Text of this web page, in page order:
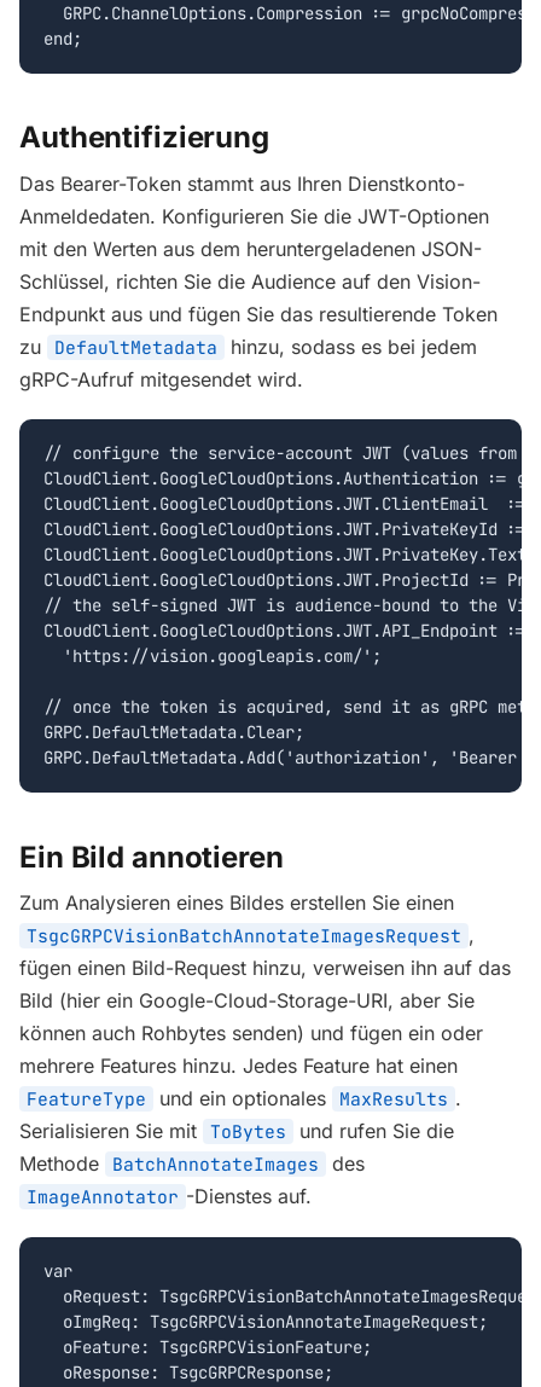
GRPC.ChannelOptions.Compression :=
end;
Authentifizierung
Das Bearer-Token stammt aus Ihren Dienstkonto-
Anmeldedaten. Konfigurieren Sie die JWT-Optionen
mit den Werten aus dem heruntergeladenen JSON-
Schlüssel, richten Sie die Audience auf den Vision-
Endpunkt aus und fügen Sie das resultierende Token
zu
DefaultMetadata
hinzu, sodass es bei jedem
gRPC-Aufruf mitgesendet wird.
// configure the service-account JWT (values from
CloudClient.GoogleCloudOptions.Authentication :=
CloudClient.GoogleCloudOptions.JWT.ClientEmail
CloudClient.GoogleCloudOptions.JWT.PrivateKeyId
CloudClient.GoogleCloudOptions.JWT.ProjectId :=
// the self-signed JWT is audience-bound to the
CloudClient.GoogleCloudOptions.JWT.API_Endpoint :=
  'https://vision.googleapis.com/';
// once the token is acquired, send it as gRPC
GRPC.DefaultMetadata.Clear;
GRPC.DefaultMetadata.Add('authorization', 'Bearer
Ein Bild annotieren
Zum Analysieren eines Bildes erstellen Sie einen
TsgcGRPCVisionBatchAnnotateImagesRequest ,
fügen einen Bild-Request hinzu, verweisen ihn auf das
Bild (hier ein Google-Cloud-Storage-URI, aber Sie
können auch Rohbytes senden) und fügen ein oder
mehrere Features hinzu. Jedes Feature hat einen
FeatureType und ein optionales MaxResults .
Serialisieren Sie mit ToBytes
und rufen Sie die
Methode
BatchAnnotateImages des
ImageAnnotator -Dienstes auf.
var
oRequest:
  oImgReq: TsgcGRPCVisionAnnotateImageRequest;
  oFeature: TsgcGRPCVisionFeature;
  oResponse: TsgcGRPCResponse;